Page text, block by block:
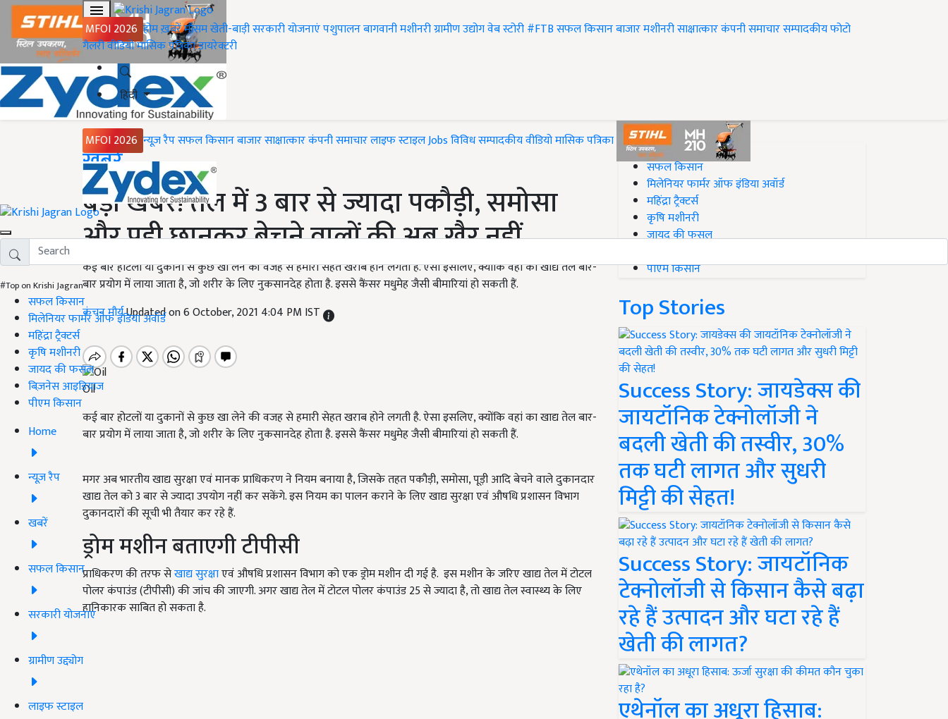
MFOI 2026 होमख़बरेंमौसमखेती-बाड़ीसरकारी योजनाएंपशुपालनबागवानीमशीनरीग्रामीण उद्योगवेब स्टोरी#FTBसफल किसानबाजारमशीनरीसाक्षात्कारकंपनी समाचारसम्पादकीयफोटो
गैलरीवीडियोमासिक पत्रिकाडायरेक्टरी
हिंदी
MFOI 2026 न्यूज़ रैपसफल किसानबाजारसाक्षात्कारकंपनी समाचारलाइफ स्टाइलJobsविविधसम्पादकीयवीडियोमासिक पत्रिका
#Top on Krishi Jagran
सफल किसान
मिलेनियर फार्मर ऑफ इंडिया अवॉर्ड
महिंद्रा ट्रैक्टर्स
कृषि मशीनरी
जायद की फसल
बिज़नेस आइडियाज
पीएम किसान
Home
न्यूज़ रैप
खबरें
सफल किसान
सरकारी योजनाएं
ग्रामीण उद्द्योग
लाइफ स्टाइल
Home
ख़बरें
बड़ी खबर! तेल में 3 बार से ज्यादा पकौड़ी, समोसा
और पूड़ी छानकर बेचने वालों की अब खैर नहीं
कई बार होटलों या दुकानों से कुछ खा लेने की वजह से हमारी सेहत खराब होने लगती है. ऐसा इसलिए, क्योंकि वहां का खाद्य तेल बार-
बार प्रयोग में लाया जाता है, जो शरीर के लिए नुकसानदेह होता है. इससे कैंसर मधुमेह जैसी बीमारियां हो सकती हैं.
कंचन मौर्यUpdated on 6 October, 2021 4:04 PM IST
Oil
कई बार होटलों या दुकानों से कुछ खा लेने की वजह से हमारी सेहत खराब होने लगती है. ऐसा इसलिए, क्योंकि वहां का खाद्य तेल बार-
बार प्रयोग में लाया जाता है, जो शरीर के लिए नुकसानदेह होता है. इससे कैंसर मधुमेह जैसी बीमारियां हो सकती हैं.
मगर अब भारतीय खाद्य सुरक्षा एवं मानक प्राधिकरण ने नियम बनाया है, जिसके तहत पकौड़ी, समोसा, पूड़ी आदि बेचने वाले दुकानदार
खाद्य तेल को 3 बार से ज्यादा उपयोग नहीं कर सकेंगे. इस नियम का पालन कराने के लिए खाद्य सुरक्षा एवं औषधि प्रशासन विभाग
दुकानदारों की सूची भी तैयार कर रहे हैं.
ड्रोम मशीन बताएगी टीपीसी
प्राधिकरण की तरफ सेखाद्य सुरक्षाएवं औषधि प्रशासन विभाग को एक ड्रोम मशीन दी गई है. इस मशीन के जरिए खाद्य तेल में टोटल
पोलर कंपाउंड (टीपीसी) की जांच की जाएगी. अगर खाद्य तेल में टोटल पोलर कंपाउंड 25 से ज्यादा है, तो खाद्य तेल स्वास्थ्य के लिए
हानिकारक साबित हो सकता है.
#Top on Krishi Jagran
सफल किसान
मिलेनियर फार्मर ऑफ इंडिया अवॉर्ड
महिंद्रा ट्रैक्टर्स
कृषि मशीनरी
जायद की फसल
पीएम किसान
Top Stories
Success Story: जायडेक्स की
जायटॉनिक टेक्नोलॉजी ने
बदली खेती की तस्वीर, 30%
तक घटी लागत और सुधरी
मिट्टी की सेहत!
Success Story: जायटॉनिक
टेक्नोलॉजी से किसान कैसे बढ़ा
रहे हैं उत्पादन और घटा रहे हैं
खेती की लागत?
एथेनॉल का अधूरा हिसाब: